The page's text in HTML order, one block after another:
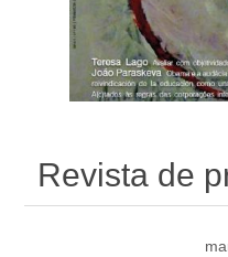
Revista de